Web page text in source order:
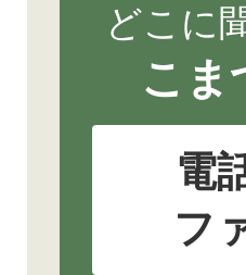
どこに
こま
電
フ